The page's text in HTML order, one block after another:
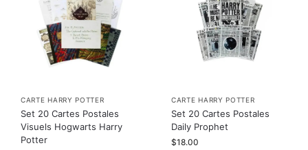
CARTE HARRY POTTER
Set 20 Cartes Postales
Visuels Hogwarts Harry
Potter
CARTE HARRY POTTER
Set 20 Cartes Postales
Daily Prophet
$18.00